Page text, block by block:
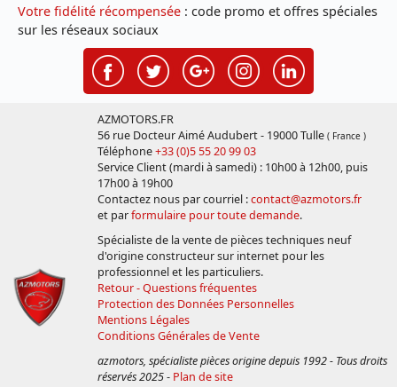
Votre fidélité récompensée : code promo et offres spéciales
sur les réseaux sociaux
AZMOTORS.FR
56 rue Docteur Aimé Audubert - 19000 Tulle ( France )
Téléphone+33 (0)5 55 20 99 03
Service Client (mardi à samedi) : 10h00 à 12h00, puis
17h00 à 19h00
Contactez nous par courriel :contact@azmotors.fr
et parformulaire pour toute demande.
Spécialiste de la vente de pièces techniques neuf
d'origine constructeur sur internet pour les
professionnel et les particuliers.
Retour - Questions fréquentes
Protection des Données Personnelles
Mentions Légales
Conditions Générales de Vente
azmotors, spécialiste pièces origine depuis 1992 - Tous droits
réservés 2025- Plan de site